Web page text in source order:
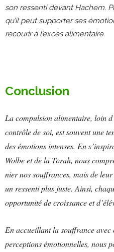
son ressenti devant Hachem.
qu’il peut supporter ses
recourir à l’excès alimentaire.
Conclusion
La compulsion alimentaire, loin
contrôle de soi, est souvent une
des émotions intenses. En
Wolbe et de la Torah, nous
nier nos souffrances, mais de
un ressenti plus juste. Ainsi,
opportunité de croissance et
En accueillant la souffrance avec
perceptions émotionnelles, nous